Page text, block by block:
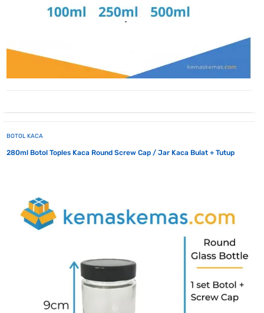
BOTOL KACA
280ml Botol Toples Kaca Round Screw Cap / Jar Kaca Bulat + Tutup